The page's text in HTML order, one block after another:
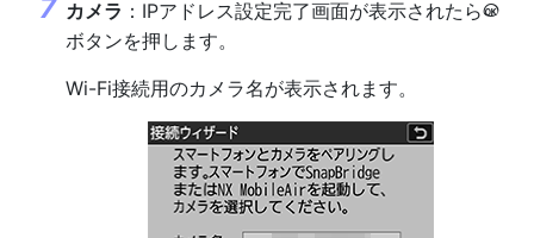
カメラ ：IPアドレス設定完了画面が表示されたらJ
ボタンを押します。
Wi-Fi接続用のカメラ名が表示されます。